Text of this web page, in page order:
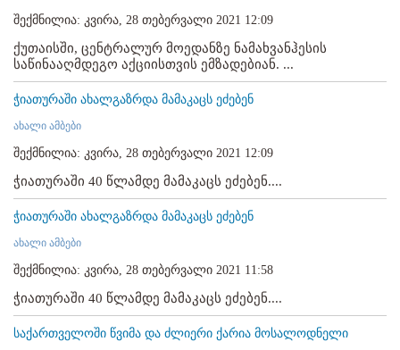
შექმნილია: კვირა, 28 თებერვალი 2021 12:09
ქუთაისში, ცენტრალურ მოედანზე ნამახვანჰესის
საწინააღმდეგო აქციისთვის ემზადებიან. ...
ჭიათურაში ახალგაზრდა მამაკაცს ეძებენ
ახალი ამბები
შექმნილია: კვირა, 28 თებერვალი 2021 12:09
ჭიათურაში 40 წლამდე მამაკაცს ეძებენ....
ჭიათურაში ახალგაზრდა მამაკაცს ეძებენ
ახალი ამბები
შექმნილია: კვირა, 28 თებერვალი 2021 11:58
ჭიათურაში 40 წლამდე მამაკაცს ეძებენ....
საქართველოში წვიმა და ძლიერი ქარია მოსალოდნელი